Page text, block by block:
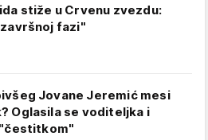
stiže u Crvenu zvezdu:
fazi"
Jovane Jeremić mesi
Oglasila se voditeljka i